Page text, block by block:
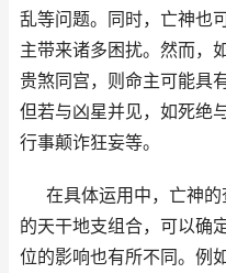
乱等问题。同时，亡神也
主带来诸多困扰。然而，
贵煞同宫，则命主可能具
但若与凶星并见，如死绝
行事颠诈狂妄等。
在具体运用中，亡神
的天干地支组合，可以确
位的影响也有所不同。例